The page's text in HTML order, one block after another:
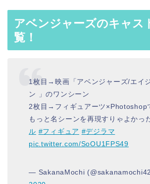
アベンジャーズのキャス
覧！
1枚目→映画「アベンジャーズ/エイ
ン 」のワンシーン
2枚目→フィギュアーツ×Photoshop
もっと名シーンを再現すりゃよかっ
ル #フィギュア #デジラマ
pic.twitter.com/SoOU1FPS49
— SakanaMochi